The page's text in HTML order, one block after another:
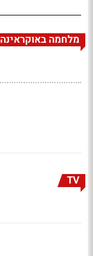
מלחמה באוקראינה
TV